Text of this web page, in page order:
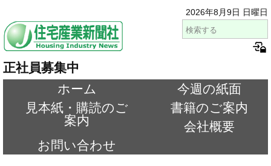
2026年8月9日 日曜日
正社員募集中
ホーム
今週の紙面
見本紙・購読のご
案内
書籍のご案内
会社概要
お問い合わせ